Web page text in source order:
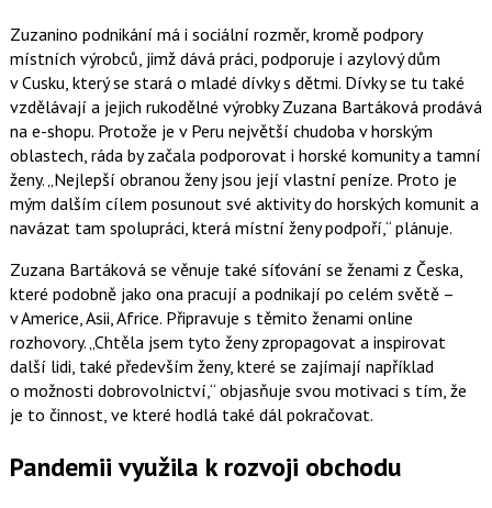
Zuzanino podnikání má i sociální rozměr, kromě podpory
místních výrobců, jimž dává práci, podporuje i azylový dům
v Cusku, který se stará o mladé dívky s dětmi. Dívky se tu také
vzdělávají a jejich rukodělné výrobky Zuzana Bartáková prodává
na e-shopu. Protože je v Peru největší chudoba v horským
oblastech, ráda by začala podporovat i horské komunity a tamní
ženy. Nejlepší obranou ženy jsou její vlastní peníze. Proto je
mým dalším cílem posunout své aktivity do horských komunit a
navázat tam spolupráci, která místní ženy podpoří, plánuje.
Zuzana Bartáková se věnuje také síťování se ženami z Česka,
které podobně jako ona pracují a podnikají po celém světě –
v Americe, Asii, Africe. Připravuje s těmito ženami online
rozhovory. Chtěla jsem tyto ženy zpropagovat a inspirovat
další lidi, také především ženy, které se zajímají například
o možnosti dobrovolnictví, objasňuje svou motivaci s tím, že
je to činnost, ve které hodlá také dál pokračovat.
Pandemii využila k rozvoji obchodu